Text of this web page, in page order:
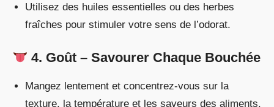
Utilisez des huiles essentielles ou des herbes
fraîches pour stimuler votre sens de l’odorat.
4. Goût – Savourer Chaque Bouchée
Mangez lentement et concentrez-vous sur la
texture, la température et les saveurs des aliments.